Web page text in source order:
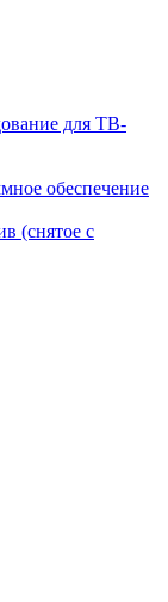
для ТВ-
обеспечение
(снятое с